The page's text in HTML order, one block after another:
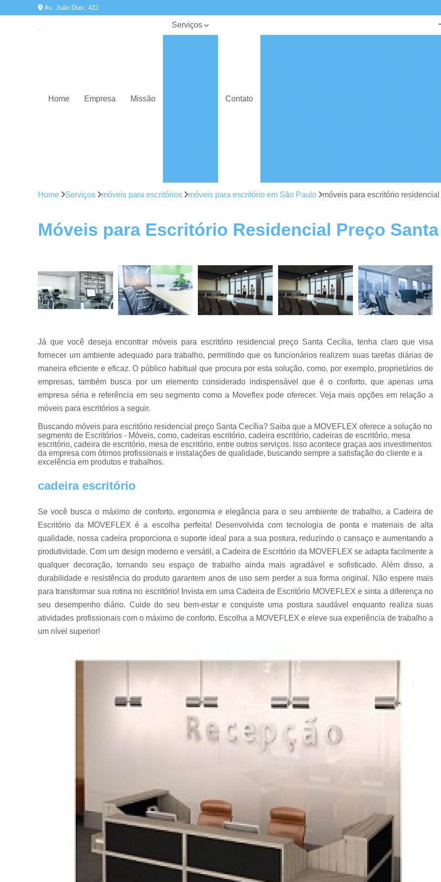
Av. João Dias, 422
Home Empresa Missão
Serviços
Mesas de
escritórios
Móveis para
escritórios
Reformas
de móveis
Contato
Balcão para Atendimento
Balcão para
Cadeira Escritório Giratória
Cadeira
Cadeiras de Escritório
Cadeiras de
Cadeiras Escritório
Cadeiras para
Conserto de Cadeira
Conserto de
Conserto de Cadeiras de Madeira
Conserto
Reforma de Cadeira de Escritório
Reforma
Estação de Escritório
Estação de Escritório
Estação de Escritório na Zona Oeste
Estação de Escritório no Centro de Sp
Loja de Estação
Gaveteiro de Escritório
Gaveteiro
Gaveteiro Industrial
Gaveteiro Móvel
Gaveteiro São Paulo
Mesa de Escritorio Diretor
Mesa Diretor
Mesa Diretor para Escritório
Mesa do Diretor
Mesa para Escritório Diretor
Mesas
Mesa de Reunião na Zona Norte
Mesa de Reunião para Escritório
Loja de Mesa
Mesa de Escritório
Mesa de Escritório na Zona Leste
Mesa de Escritório na Zona Oeste
Mesas Escritório
Mesas para
Loja de Móveis de Escritório
Loja Móveis Escritório
Móveis para Escritório em São
Móveis para Escritório na Zona Leste
Home Serviços móveis para escritórios móveis para escritório em São Paulo móveis para escritório
Móveis para Escritório Residencial Preço
Já que você deseja encontrar móveis para escritório residencial preço Santa Cecília, tenha claro que visa
fornecer um ambiente adequado para trabalho, permitindo que os funcionários realizem suas tarefas diárias de
maneira eficiente e eficaz. O público habitual que procura por esta solução, como, por exemplo, proprietários de
empresas, também busca por um elemento considerado indispensável que é o conforto, que apenas uma
empresa séria e referência em seu segmento como a Moveflex pode oferecer. Veja mais opções em relação a
móveis para escritórios a seguir.
Buscando móveis para escritório residencial preço Santa Cecília? Saiba que a MOVEFLEX oferece a solução no
segmento de Escritórios - Móveis, como, cadeiras escritório, cadeira escritório, cadeiras de escritório, mesa
escritório, cadeira de escritório, mesa de escritório, entre outros serviços. Isso acontece graças aos investimentos
da empresa com ótimos profissionais e instalações de qualidade, buscando sempre a satisfação do cliente e a
excelência em produtos e trabalhos.
cadeira escritório
Se você busca o máximo de conforto, ergonomia e elegância para o seu ambiente de trabalho, a Cadeira de
Escritório da MOVEFLEX é a escolha perfeita! Desenvolvida com tecnologia de ponta e materiais de alta
qualidade, nossa cadeira proporciona o suporte ideal para a sua postura, reduzindo o cansaço e aumentando a
produtividade. Com um design moderno e versátil, a Cadeira de Escritório da MOVEFLEX se adapta facilmente a
qualquer decoração, tornando seu espaço de trabalho ainda mais agradável e sofisticado. Além disso, a
durabilidade e resistência do produto garantem anos de uso sem perder a sua forma original. Não espere mais
para transformar sua rotina no escritório! Invista em uma Cadeira de Escritório MOVEFLEX e sinta a diferença no
seu desempenho diário. Cuide do seu bem-estar e conquiste uma postura saudável enquanto realiza suas
atividades profissionais com o máximo de conforto. Escolha a MOVEFLEX e eleve sua experiência de trabalho a
um nível superior!